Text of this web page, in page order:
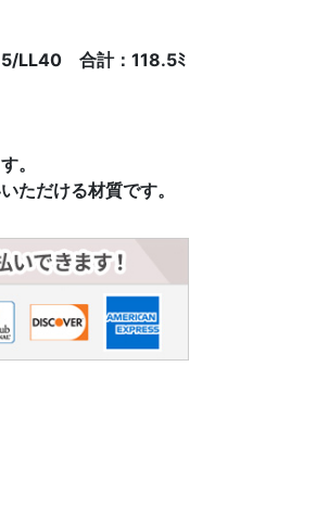
LL40 合計：118.5ﾐ
。
ただける材質です。